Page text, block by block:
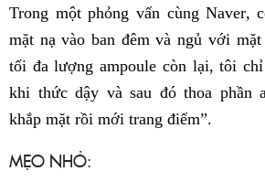
Trong một phỏng vấn cùng Naver,
mặt nạ vào ban đêm và ngủ với
tối đa lượng ampoule còn lại, tôi
khi thức dậy và sau đó thoa phần
khắp mặt rồi mới trang điểm”.
MẸO NHỎ: